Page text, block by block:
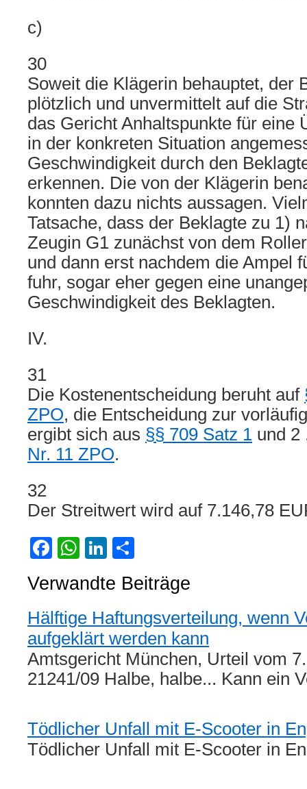
c)
30
Soweit die Klägerin behauptet, der
plötzlich und unvermittelt auf die
das Gericht Anhaltspunkte für eine
in der konkreten Situation
Geschwindigkeit durch den
erkennen. Die von der Klägerin
konnten dazu nichts aussagen.
Tatsache, dass der Beklagte zu 1)
Zeugin G1 zunächst von dem
und dann erst nachdem die Ampel
fuhr, sogar eher gegen eine
Geschwindigkeit des Beklagten.
IV.
31
Die Kostenentscheidung beruht auf
ZPO, die Entscheidung zur
ergibt sich aus §§ 709 Satz 1 und
Nr. 11 ZPO.
32
Der Streitwert wird auf 7.146,78
Facebook
WhatsApp
LinkedIn
Verwandte Beiträge
Hälftige Haftungsverteilung, wenn
aufgeklärt werden kann
Amtsgericht München, Urteil vom
21241/09 Halbe, halbe... Kann ein
Tödlicher Unfall mit E-Scooter in
Tödlicher Unfall mit E-Scooter in